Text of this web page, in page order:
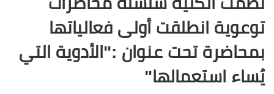
توعوية انطلقت أولى فعالياتها
بمحاضرة تحت عنوان :"الأدوية التي
يُساء استعمالها"